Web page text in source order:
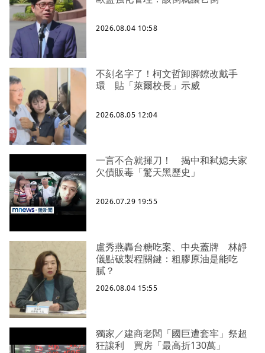
2026.08.04 10:58
不刻名字了！柯文哲卸腳鐐改戴手
環 貼「萊爾校長」示威
2026.08.05 12:04
一言不合就揮刀！ 揭中和弒媳夫家
欠債販毒「驚天黑歷史」
2026.07.29 19:55
盧秀燕轟台糖吃案、中央蓋牌 林靜
儀點破製程關鍵：粗膠原油是能吃
膩？
2026.08.04 15:55
獨家／建商老闆「國巨遭套牢」祭超
狂讓利 買房「最高折130萬」